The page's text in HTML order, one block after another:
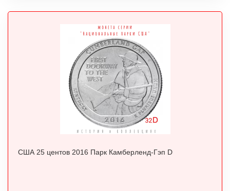
США 25 центов 2016 Парк Камберленд-Гэп D